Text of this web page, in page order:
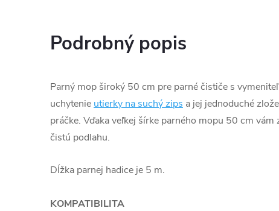
Podrobný popis
Parný mop široký 50 cm pre parné čističe s
uchytenie utierky na suchý zips a jej jednoduché
práčke. Vďaka veľkej šírke parného mopu 50 cm
čistú podlahu.
Dĺžka parnej hadice je 5 m.
KOMPATIBILITA